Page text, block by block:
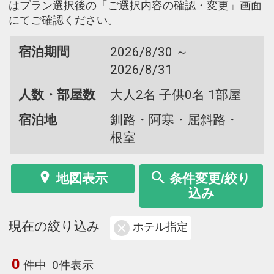
はプラン選択後の「ご選択内容の確認・変更」画面
にてご確認ください。
宿泊期間
2026/8/30 ～
2026/8/31
人数・部屋数
大人2名 子供0名 1部屋
宿泊地
釧路・阿寒・屈斜路・
根室
地図表示
条件変更/絞り
込み
現在の絞り込み ホテル指定
0 件中 0件表示